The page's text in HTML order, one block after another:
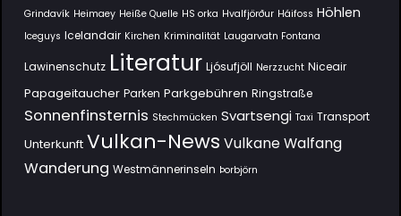
Grindavík Heimaey Heiße Quelle HS orka Hvalfjörður Háifoss Höhlen
Iceguys Icelandair Kirchen Kriminalität Laugarvatn Fontana
Lawinenschutz Literatur Ljósufjöll Nerzzucht Niceair
Papageitaucher Parken Parkgebühren Ringstraße
Sonnenfinsternis Stechmücken Svartsengi Taxi Transport
Unterkunft Vulkan-News Vulkane Walfang
Wanderung Westmännerinseln Þorbjörn